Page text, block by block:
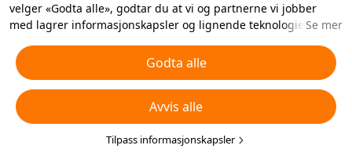
velger «Godta alle», godtar du at vi og partnerne vi jobber
med lagrer informasjonskapsler og lignende teknologier på
informasjonskapsler som ikke er helt nødvendige, eller velge
hvilke typer informasjonskapsler du ønsker å godta eller
deaktivere ved å klikke på «Tilpass informasjonskapsler»
nedenfor eller når som helst under dine
personverninnstillinger. For mer informasjon, se våre
informasjonskapsler og lignende teknologier
Se mer
Godta alle
Avvis alle
Tilpass informasjonskapsler